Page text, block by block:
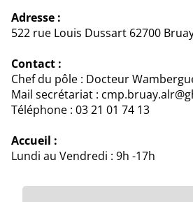
Adresse :
522 rue Louis Dussart 62700
Contact :
Chef du pôle : Docteur
Mail secrétariat :
Téléphone : 03 21 01 74 13
Accueil :
Lundi au Vendredi : 9h -17h